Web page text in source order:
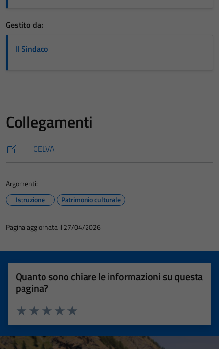
Gestito da:
Il Sindaco
Collegamenti
CELVA
Argomenti:
Istruzione
Patrimonio culturale
Pagina aggiornata il 27/04/2026
Quanto sono chiare le informazioni su questa
pagina?
Valuta 5 stelle su 5
Valuta 4 stelle su 5
Valuta 3 stelle su 5
Valuta 2 stelle su 5
Valuta 1 stelle su 5